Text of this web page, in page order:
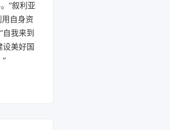
”叙利亚
自身资
我来到
美好国